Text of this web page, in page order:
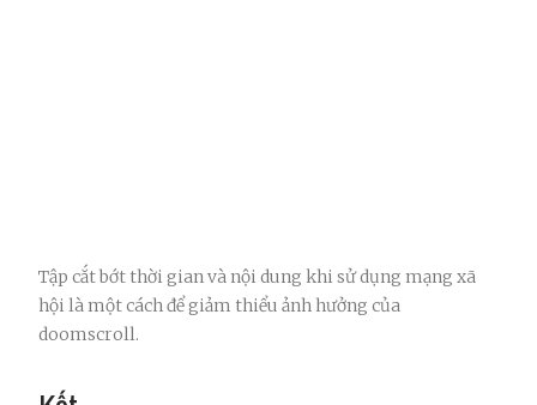
Tập cắt bớt thời gian và nội dung khi sử dụng mạng xã
hội là một cách để giảm thiểu ảnh hưởng của
doomscroll.